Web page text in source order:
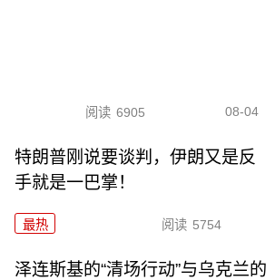
阅读 6905 08-04
特朗普刚说要谈判，伊朗又是反
手就是一巴掌！
最热 阅读 5754
泽连斯基的“清场行动”与乌克兰的